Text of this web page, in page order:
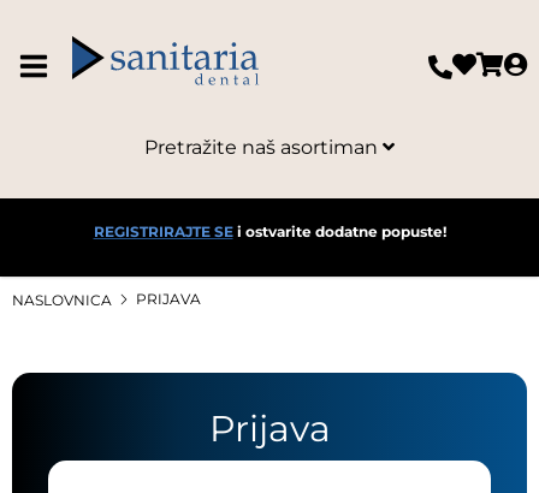
Pretražite naš asortiman
REGISTRIRAJTE SEi ostvarite dodatne popuste!
NASLOVNICA PRIJAVA
Prijava